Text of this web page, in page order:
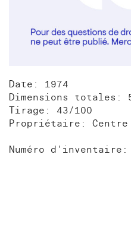
Date: 1974
Dimensions totales:
Tirage: 43/100
Propriétaire: Centre
Numéro d'inventaire: